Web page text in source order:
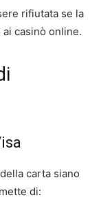
rifiutata se la
casinò online.
carta siano
di: